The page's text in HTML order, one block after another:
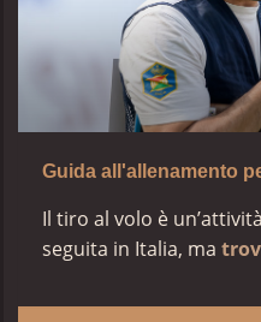
Guida all'allenamento
Il tiro al volo è
seguita in Italia, ma